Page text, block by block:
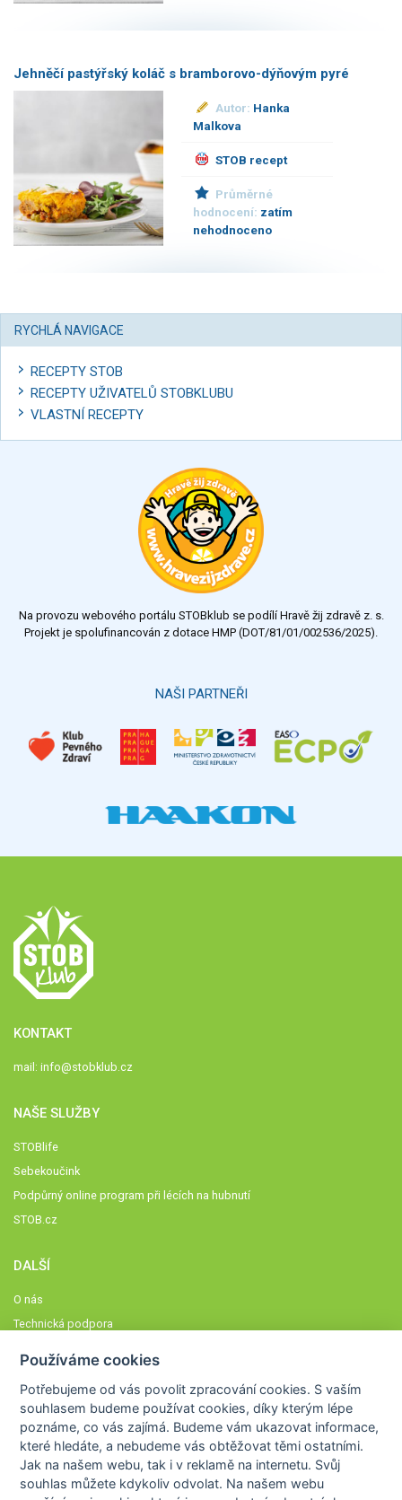
Jehněčí pastýřský koláč s bramborovo-dýňovým pyré
Autor: Hanka
Malkova
STOB recept
Průměrné
hodnocení: zatím
nehodnoceno
RYCHLÁ NAVIGACE
RECEPTY STOB
RECEPTY UŽIVATELŮ STOBKLUBU
VLASTNÍ RECEPTY
Na provozu webového portálu STOBklub se podílí Hravě žij zdravě z. s.
Projekt je spolufinancován z dotace HMP (DOT/81/01/002536/2025).
NAŠI PARTNEŘI
KONTAKT
mail: info@stobklub.cz
NAŠE SLUŽBY
STOBlife
Sebekoučink
Podpůrný online program při lécích na hubnutí
STOB.cz
DALŠÍ
O nás
Technická podpora
Členové STOBklubu
Zásady nakládání s osobními údaji
Otestujte se
Spočítejte si
Výzva 52
Používáme cookies
Potřebujeme od vás povolit zpracování cookies. S vaším
souhlasem budeme používat cookies, díky kterým lépe
poznáme,co vás zajímá. Budeme vám ukazovat informace,
které hledáte, a nebudeme vás obtěžovat těmi ostatními.
Jak na našem webu, tak i v reklamě na internetu. Svůj
souhlas můžete kdykoliv odvolat. Na našem webu